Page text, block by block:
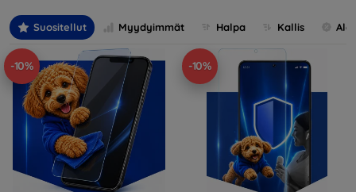
Suositellut Myydyimmät Halpa Kallis
-10% -10%